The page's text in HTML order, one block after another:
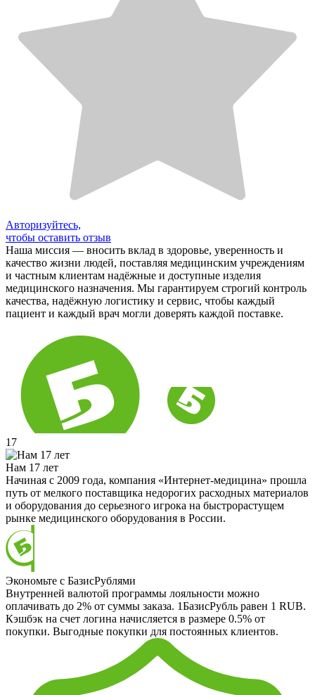
Авторизуйтесь,
чтобы оставить отзыв
Наша миссия — вносить вклад в здоровье, уверенность и
качество жизни людей, поставляя медицинским учреждениям
и частным клиентам надёжные и доступные изделия
медицинского назначения. Мы гарантируем строгий контроль
качества, надёжную логистику и сервис, чтобы каждый
пациент и каждый врач могли доверять каждой поставке.
17
Нам 17 лет
Начиная с 2009 года, компания «Интернет-медицина» прошла
путь от мелкого поставщика недорогих расходных материалов
и оборудования до серьезного игрока на быстрорастущем
рынке медицинского оборудования в России.
Экономьте с БазисРублями
Внутренней валютой программы лояльности можно
оплачивать до 2% от суммы заказа. 1БазисРубль равен 1 RUB.
Кэшбэк на счет логина начисляется в размере 0.5% от
покупки. Выгодные покупки для постоянных клиентов.